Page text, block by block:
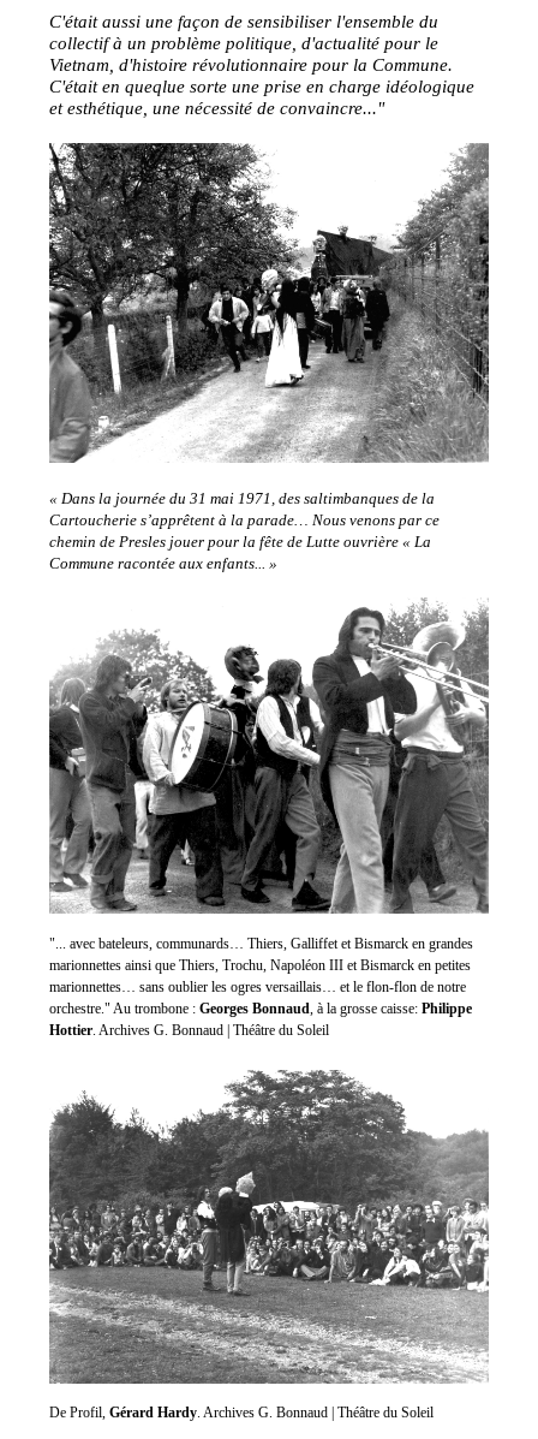
C'était aussi une façon de sensibiliser l'ensemble du
collectif à un problème politique, d'actualité pour le
Vietnam, d'histoire révolutionnaire pour la Commune.
C'était en queqlue sorte une prise en charge idéologique
et esthétique, une nécessité de convaincre..."
« Dans la journée du 31 mai 1971, des saltimbanques de la
Cartoucherie s’apprêtent à la parade… Nous venons par ce
chemin de Presles jouer pour la fête de Lutte ouvrière « La
Commune racontée aux enfants... »
"... avec bateleurs, communards… Thiers, Galliffet et Bismarck en grandes
marionnettes ainsi que Thiers, Trochu, Napoléon III et Bismarck en petites
marionnettes… sans oublier les ogres versaillais… et le flon-flon de notre
orchestre." Au trombone :Georges Bonnaud , à la grosse caisse:Philippe
Hottier . Archives G. Bonnaud | Théâtre du Soleil
De Profil,Gérard Hardy . Archives G. Bonnaud | Théâtre du Soleil